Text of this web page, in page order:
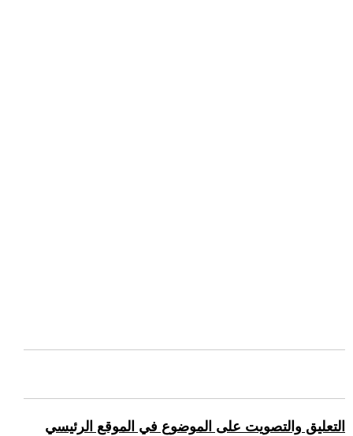
التعليق والتصويت على الموضوع في الموقع الرئيسي